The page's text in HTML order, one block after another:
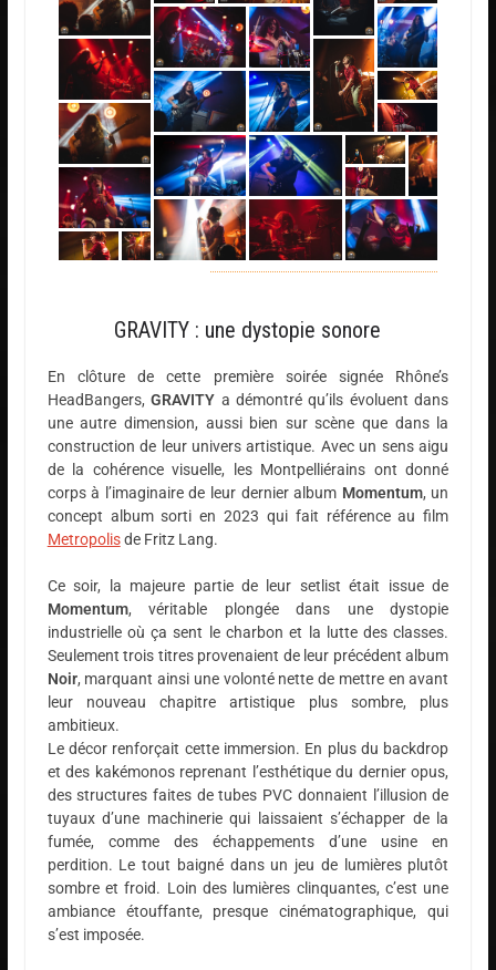
GRAVITY : une dystopie sonore
En clôture de cette première soirée signée Rhône’s
HeadBangers,GRAVITY a démontré qu’ils évoluent dans
une autre dimension, aussi bien sur scène que dans la
construction de leur univers artistique. Avec un sens aigu
de la cohérence visuelle, les Montpelliérains ont donné
corps à l’imaginaire de leur dernier album Momentum, un
concept album sorti en 2023 qui fait référence au film
Metropolis de Fritz Lang.
Ce soir, la majeure partie de leur setlist était issue de
Momentum, véritable plongée dans une dystopie
industrielle où ça sent le charbon et la lutte des classes.
Seulement trois titres provenaient de leur précédent album
Noir, marquant ainsi une volonté nette de mettre en avant
leur nouveau chapitre artistique plus sombre, plus
ambitieux.
Le décor renforçait cette immersion. En plus du backdrop
et des kakémonos reprenant l’esthétique du dernier opus,
des structures faites de tubes PVC donnaient l’illusion de
tuyaux d’une machinerie qui laissaient s’échapper de la
fumée, comme des échappements d’une usine en
perdition. Le tout baigné dans un jeu de lumières plutôt
sombre et froid. Loin des lumières clinquantes, c’est une
ambiance étouffante, presque cinématographique, qui
s’est imposée.